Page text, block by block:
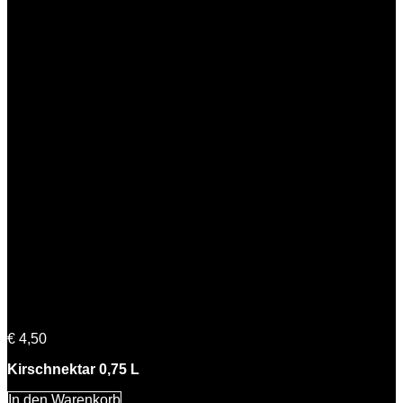
€ 4,50
Kirschnektar 0,75 L
In den Warenkorb